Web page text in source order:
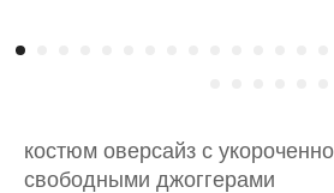
костюм оверсайз с
свободными джоггерами